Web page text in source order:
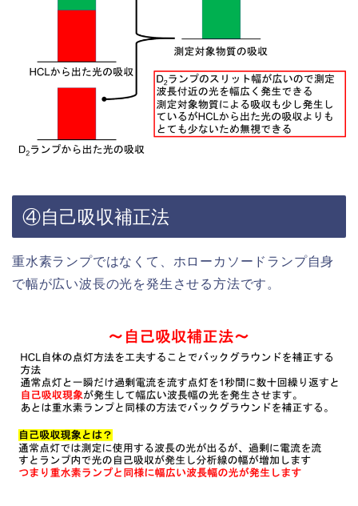
④自己吸収補正法
重水素ランプではなくて、ホローカソードランプ自身
で幅が広い波長の光を発生させる方法です。